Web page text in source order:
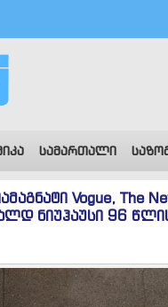
სამართალი
Vogue, The
ნიუჰაუსი 96 წლის